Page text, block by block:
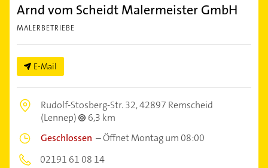
Arnd vom Scheidt Malermeister GmbH
MALERBETRIEBE
E-Mail
Rudolf-Stosberg-Str. 32,42897 Remscheid
(Lennep)
6,3 km
Geschlossen –Öffnet Montag um 08:00
02191 61 08 14